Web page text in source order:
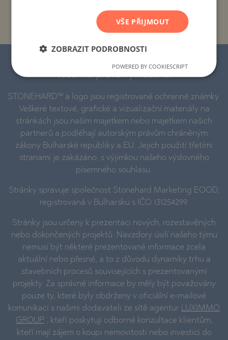
PROJEKTY A NEMOVITOSTI PODLE NÁZVU
Všechna práva vyhrazena.
STONEHARD™ a logo jsou registrované ochranné známky.
Veškeré textové, grafické a vizualizační materiály na
stránkách jsou naším majetkem nebo majetkem našich
partnerů a podléhají autorským právům chráněným
zákony Bulharské republiky a EU. Jejich použití třetími
stranami je zakázáno, s výjimkou našeho výslovného
písemného souhlasu.
Stránky spravuje společnost Stonehard Marketing EOOD,
registrovaná v Bulharsku s IČO 131254299.
Stránky jsou určeny k prezentaci nových, rozestavěných
nebo dokončených projektů. Navzdory úsilí našeho týmu
nemusí být některé prezentované informace zcela
aktuální nebo přesné, a to z důvodu dynamiky trhu a
stavebních procesů souvisejících s prezentovanými
projekty. Za správné informace by měly být považovány
pouze ty, které byly obdrženy v oficiální e-mailové
komunikaci s našimi dodavateli ze sítě agentur LUXIMMO
GROUP , kteří poskytují odborné konzultace klientům,
kteří mají zájem o koupi nemovitosti nebo investici do
CZECH
VŠE PŘIJMOUT
ZOBRAZIT PODROBNOSTI
POWERED BY COOKIESCRIPT